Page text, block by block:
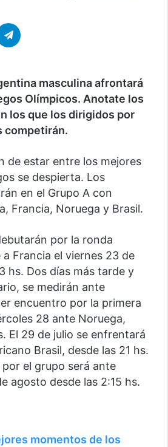
masculina afrontará
Olímpicos. Anotate los
los que los dirigidos por
competirán.
de estar entre los mejores
se despierta. Los
en el Grupo A con
Francia, Noruega y Brasil.
por la ronda
Francia el viernes 23 de
hs. Dos días más tarde y
se medirán ante
encuentro por la primera
28 ante Noruega,
El 29 de julio se enfrentará
Brasil, desde las 21 hs.
el grupo será ante
agosto desde las 2:15 hs.
momentos de los